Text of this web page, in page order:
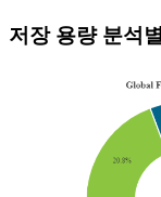
저장 용량 분석별